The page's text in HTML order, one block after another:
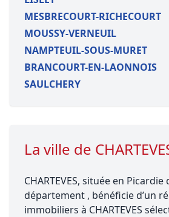
MESBRECOURT-RICHECOURT
MOUSSY-VERNEUIL
NAMPTEUIL-SOUS-MURET
BRANCOURT-EN-LAONNOIS
SAULCHERY
La ville de
CHARTEVES, située en Picardie
département , bénéficie d’un
immobiliers à CHARTEVES